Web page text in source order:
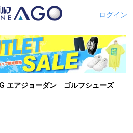
ログイン
エアジョーダン ゴルフシューズ